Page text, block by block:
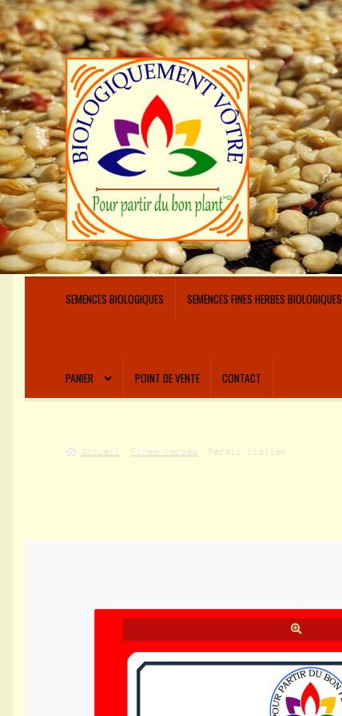
Aller
à
la
navigation
Aller
au
contenu
SEMENCES BIOLOGIQUES SEMENCES FINES HERBES BIOLOGIQUES
PANIER POINT DE VENTE CONTACT
Accueil Fines herbes Persil italien